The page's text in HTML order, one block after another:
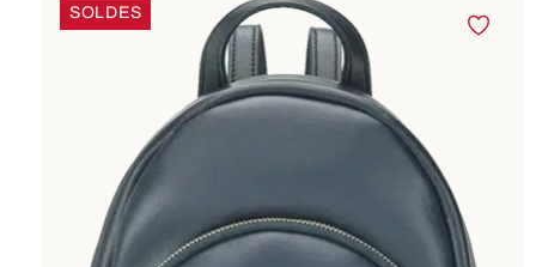
SOLDES